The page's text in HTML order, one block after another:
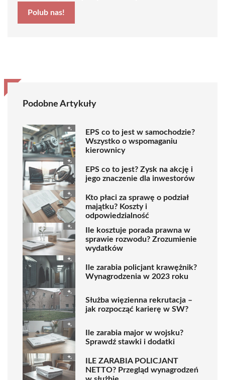
Polub nas!
Podobne Artykuły
EPS co to jest w samochodzie?
Wszystko o wspomaganiu
kierownicy
EPS co to jest? Zysk na akcję i
jego znaczenie dla inwestorów
Kto płaci za sprawę o podział
majątku? Koszty i
odpowiedzialność
Ile kosztuje porada prawna w
sprawie rozwodu? Zrozumienie
wydatków
Ile zarabia policjant krawężnik?
Wynagrodzenia w 2023 roku
Służba więzienna rekrutacja –
jak rozpocząć karierę w SW?
Ile zarabia major w wojsku?
Sprawdź stawki i dodatki
ILE ZARABIA POLICJANT
NETTO? Przegląd wynagrodzeń